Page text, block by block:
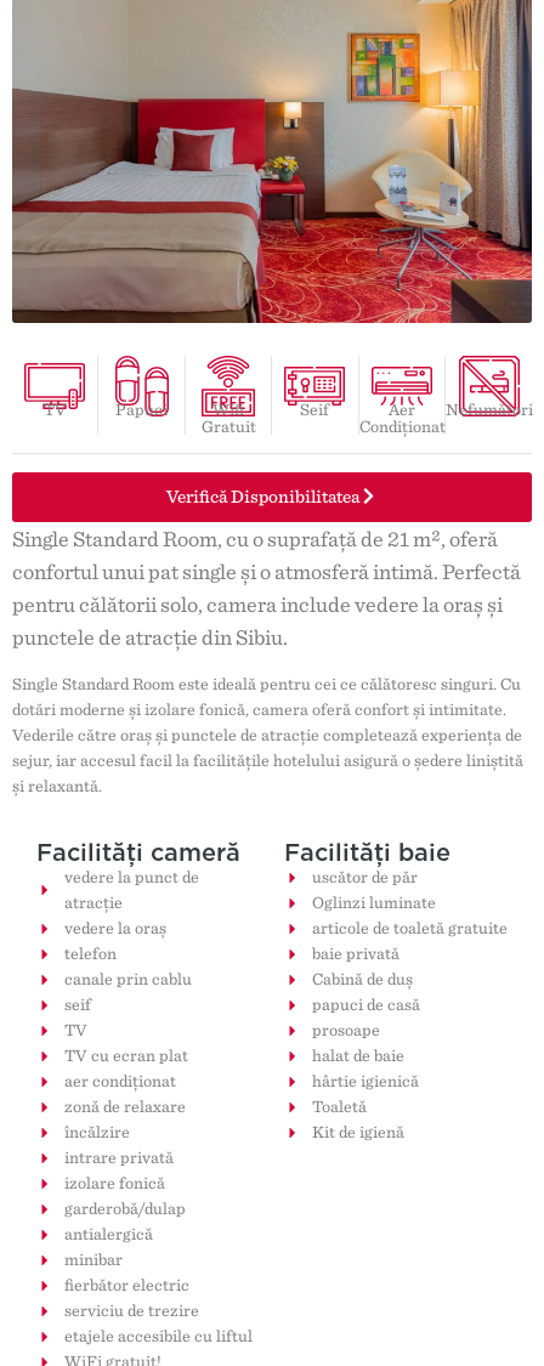
TV Papuci
Wifi
Gratuit
Seif
Aer
Condiționat
Nefumători
Verifică Disponibilitatea
Single Standard Room, cu o suprafață de 21 m², oferă
confortul unui pat single și o atmosferă intimă. Perfectă
pentru călătorii solo, camera include vedere la oraș și
punctele de atracție din Sibiu.
Single Standard Room este ideală pentru cei ce călătoresc singuri. Cu
dotări moderne și izolare fonică, camera oferă confort și intimitate.
Vederile către oraș și punctele de atracție completează experiența de
sejur, iar accesul facil la facilitățile hotelului asigură o ședere liniștită
și relaxantă.
Facilități cameră
vedere la punct de
atracţie
vedere la oraș
telefon
canale prin cablu
seif
TV
TV cu ecran plat
aer condiţionat
zonă de relaxare
încălzire
intrare privată
izolare fonică
garderobă/dulap
antialergică
minibar
fierbător electric
serviciu de trezire
etajele accesibile cu liftul
WiFi gratuit!
Facilități baie
uscător de păr
Oglinzi luminate
articole de toaletă gratuite
baie privată
Cabină de duș
papuci de casă
prosoape
halat de baie
hârtie igienică
Toaletă
Kit de igienă